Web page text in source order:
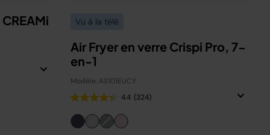
Vu à la télé
Air Fryer en verre Crispi Pro, 7-
en-1
Modèle: AS101EUCY
4.4 (324)